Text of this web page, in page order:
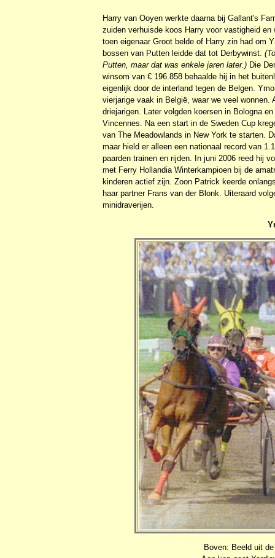
Harry van Ooyen werkte daarna bij Gallant's
zuiden verhuisde koos Harry voor vastigheid
toen eigenaar Groot belde of Harry zin had om
bossen van Putten leidde dat tot Derbywinst.
Putten, maar dat was enkele jaren later.) Die
winsom van € 196.858 behaalde hij in het
eigenlijk door de interland tegen de Belgen.
vierjarige vaak in België, waar we veel
driejarigen. Later volgden koersen in Bologna
Vincennes. Na een start in de Sweden Cup
van The Meadowlands in New York te starten.
maar hield er alleen een nationaal record van
paarden trainen en rijden. In juni 2006 reed hij
met Ferry Hollandia Winterkampioen bij de
kinderen actief zijn. Zoon Patrick keerde
haar partner Frans van der Blonk. Uiteraard
minidraverijen.
Boven: Beeld uit